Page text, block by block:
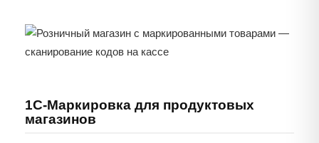
1С-Маркировка для продуктовых
магазинов